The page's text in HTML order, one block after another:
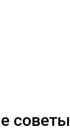
советы